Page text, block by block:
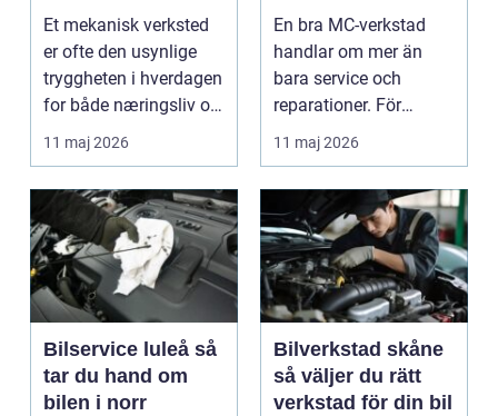
maskinpark
Et mekanisk verksted
er ofte den usynlige
tryggheten i hverdagen
for både næringsliv og
privatperson...
11 maj 2026
motorcykel
En bra MC-verkstad
handlar om mer än
bara service och
reparationer. För
många förare i Skåne
är verk...
11 maj 2026
Bilservice luleå så
tar du hand om
bilen i norr
Bilverkstad skåne
så väljer du rätt
verkstad för din bil